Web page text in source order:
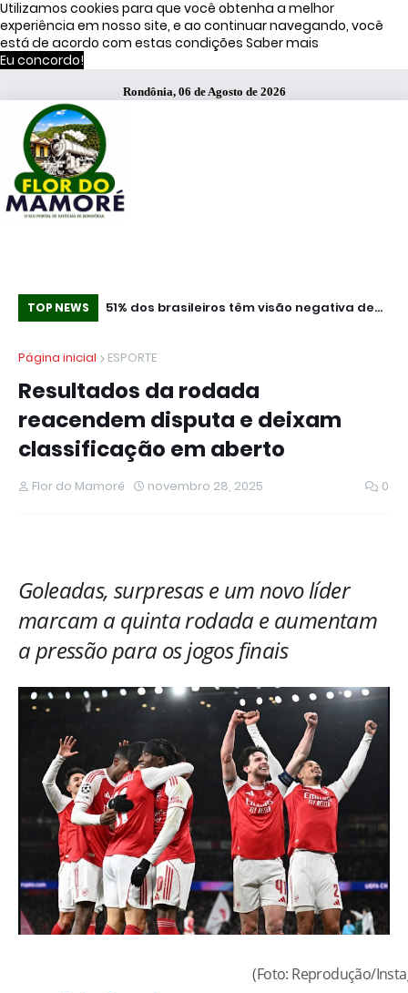
Utilizamos cookies para que você obtenha a melhor
experiência em nosso site, e ao continuar navegando, você
está de acordo com estas condições Saber mais
Eu concordo!
Rondônia, 06 de Agosto de 2026
TOP NEWS
Operação
51% dos brasileiros têm visão negativa de
Página inicial
ESPORTE
Resultados da rodada
reacendem disputa e deixam
classificação em aberto
Flor do Mamoré novembro 28, 2025 0
Goleadas, surpresas e um novo líder
marcam a quinta rodada e aumentam
a pressão para os jogos finais
(Foto: Reprodução/